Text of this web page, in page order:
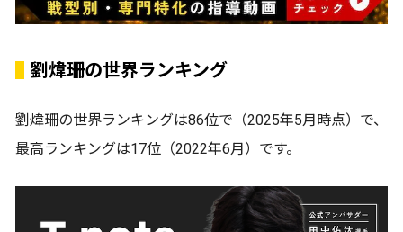
劉煒珊の世界ランキング
劉煒珊の世界ランキングは86位で（2025年5月時点）で、
最高ランキングは17位（2022年6月）です。